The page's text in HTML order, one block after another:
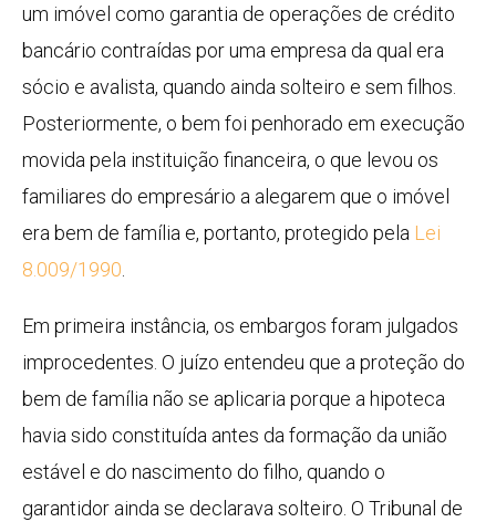
um imóvel como garantia de operações de crédito
bancário contraídas por uma empresa da qual era
sócio e avalista, quando ainda solteiro e sem filhos.
Posteriormente, o bem foi penhorado em execução
movida pela instituição financeira, o que levou os
familiares do empresário a alegarem que o imóvel
era bem de família e, portanto, protegido pela Lei
8.009/1990
Em primeira instância, os embargos foram julgados
improcedentes. O juízo entendeu que a proteção do
bem de família não se aplicaria porque a hipoteca
havia sido constituída antes da formação da união
estável e do nascimento do filho, quando o
garantidor ainda se declarava solteiro. O Tribunal de